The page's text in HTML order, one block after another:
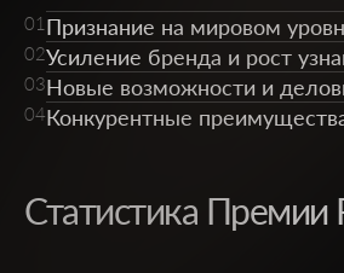
01 Признание на мировом
02Усиление бренда и рост
03Новые возможности и
04Конкурентные
Статистика Премии